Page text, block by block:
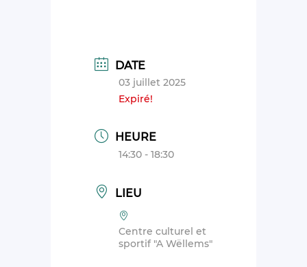
DATE
03 juillet 2025
Expiré!
HEURE
14:30 - 18:30
LIEU
Centre culturel et
sportif "A Wëllems"